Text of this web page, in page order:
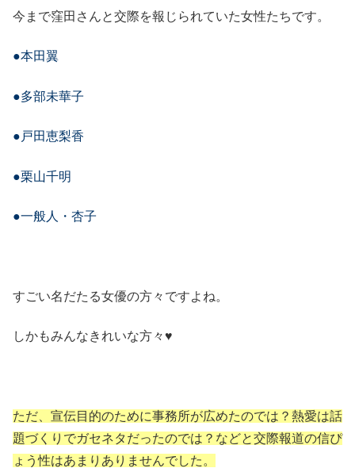
今まで窪田さんと交際を報じられていた女性たちです。
●本田翼
●多部未華子
●戸田恵梨香
●栗山千明
●一般人・杏子
すごい名だたる女優の方々ですよね。
しかもみんなきれいな方々♥
ただ、宣伝目的のために事務所が広めたのでは？熱愛は話
題づくりでガセネタだったのでは？などと交際報道の信ぴ
ょう性はあまりありませんでした。